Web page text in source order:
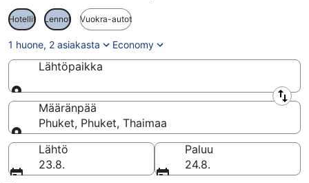
Hotellit Lennot Vuokra-autot
1 huone, 2 asiakasta Economy
Lähtöpaikka
Lähtöpaikka
Määränpää
Phuket, Phuket, Thaimaa
Määränpää
Lähtö
23.8.
Paluu
24.8.